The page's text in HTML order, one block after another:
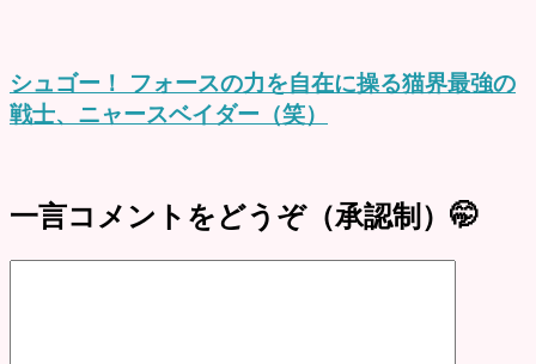
シュゴー！ フォースの力を自在に操る猫界最強の
戦士、ニャースベイダー（笑）
一言コメントをどうぞ（承認制）🤭